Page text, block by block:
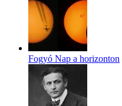
Fogyó Nap a horizonton